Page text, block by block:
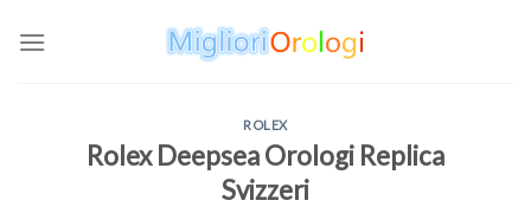
ROLEX
Rolex Deepsea Orologi Replica
Svizzeri